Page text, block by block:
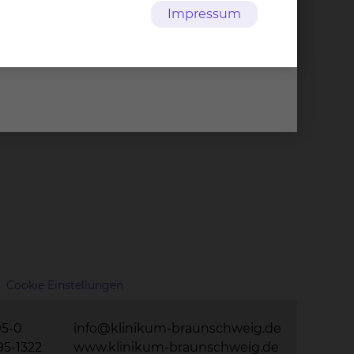
Cookie Einstellungen
0
1322
info@klinikum-braunschweig.de
www.klinikum-braunschweig.de
Impressum